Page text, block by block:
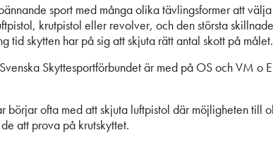
sport med många olika tävlingsformer att
krutpistol eller revolver, och den största
tid skytten har på sig att skjuta rätt antal skott på målet.
Skyttesportförbundet är med på OS och VM o
börjar ofta med att skjuta luftpistol där möjligheten till
att prova på krutskyttet.